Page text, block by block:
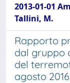
2013-01-01
Tallini, M.
Rapporto
dal gruppo
del
agosto